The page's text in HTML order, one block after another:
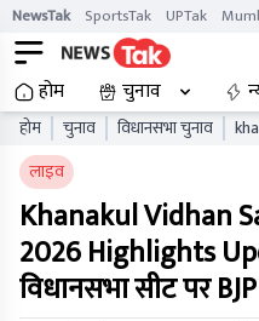
NewsTak SportsTak UPTak
होम चुनाव
होम चुनाव विधानसभा चुनाव
लाइव
Khanakul Vidhan
2026 Highlights
विधानसभा सीट पर